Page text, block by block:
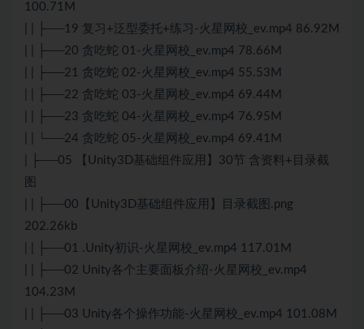
100.71M
| | ├──19 复习+泛型委托+练习-火星网校_ev.mp4 86.92M
| | ├──20 贪吃蛇 01-火星网校_ev.mp4 78.66M
| | ├──21 贪吃蛇 02-火星网校_ev.mp4 55.53M
| | ├──22 贪吃蛇 03-火星网校_ev.mp4 69.44M
| | ├──23 贪吃蛇 04-火星网校_ev.mp4 76.95M
| | └──24 贪吃蛇 05-火星网校_ev.mp4 69.41M
| ├──05 【Unity3D基础组件应用】30节 含资料+目录截
图
| | ├──00【Unity3D基础组件应用】目录截图.png
202.26kb
| | ├──01 .Unity初识-火星网校_ev.mp4 117.01M
| | ├──02 Unity各个主要面板介绍-火星网校_ev.mp4
104.23M
| | ├──03 Unity各个操作功能-火星网校_ev.mp4 101.08M